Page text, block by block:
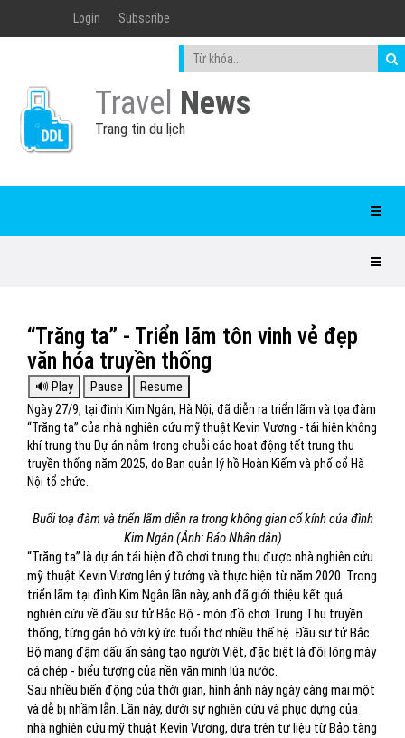
Login Subscribe
Travel News
Trang tin du lịch
“Trăng ta” - Triển lãm tôn vinh vẻ đẹp
văn hóa truyền thống
Ngày 27/9, tại đình Kim Ngân, Hà Nội, đã diễn ra triển lãm và tọa đàm
“Trăng ta” của nhà nghiên cứu mỹ thuật Kevin Vương - tái hiện không
khí trung thu Dự án nằm trong chuỗi các hoạt động tết trung thu
truyền thống năm 2025, do Ban quản lý hồ Hoàn Kiếm và phố cổ Hà
Nội tổ chức.
Buổi toạ đàm và triển lãm diễn ra trong không gian cổ kính của đình
Kim Ngân (Ảnh: Báo Nhân dân)
“Trăng ta” là dự án tái hiện đồ chơi trung thu được nhà nghiên cứu
mỹ thuật Kevin Vương lên ý tưởng và thực hiện từ năm 2020. Trong
triển lãm tại đình Kim Ngân lần này, anh đã giới thiệu kết quả
nghiên cứu về đầu sư tử Bắc Bộ - món đồ chơi Trung Thu truyền
thống, từng gắn bó với ký ức tuổi thơ nhiều thế hệ. Đầu sư tử Bắc
Bộ mang đậm dấu ấn sáng tạo người Việt, đặc biệt là đôi lông mày
cá chép - biểu tượng của nền văn minh lúa nước.
Sau nhiều biến động của thời gian, hình ảnh này ngày càng mai một
và dễ bị nhầm lẫn. Lần này, dưới sự nghiên cứu và phục dựng của
nhà nghiên cứu mỹ thuật Kevin Vương, dựa trên tư liệu từ Bảo tàng